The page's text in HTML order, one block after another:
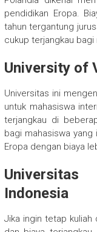
pendidikan Eropa.
tahun tergantung
cukup terjangkau
University of
Universitas ini
untuk mahasiswa
terjangkau di
bagi mahasiswa
Eropa dengan biaya
Indonesia
Jika ingin tetap kuliah